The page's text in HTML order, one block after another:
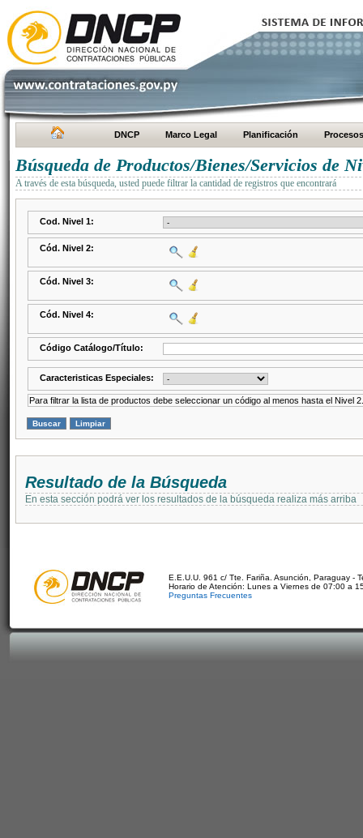
DNCP Marco Legal Planificación Procesos
Búsqueda de Productos/Bienes/Servicios de
A través de esta búsqueda, usted puede filtrar la cantidad de registros que encontrará
Cod. Nivel 1:
Cód. Nivel 2:
Cód. Nivel 3:
Cód. Nivel 4:
Código Catálogo/Título:
Caracteristicas Especiales:
Para filtrar la lista de productos debe seleccionar un código al menos hasta el Nivel 2.
Resultado de la Búsqueda
En esta sección podrá ver los resultados de la búsqueda realiza más arriba
E.E.U.U. 961 c/ Tte. Fariña. Asunción, Paraguay -
Horario de Atención: Lunes a Viernes de 07:00 a
Preguntas Frecuentes